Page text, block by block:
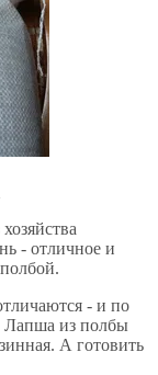
- отличное и
- и по
Лапша из полбы
А готовить